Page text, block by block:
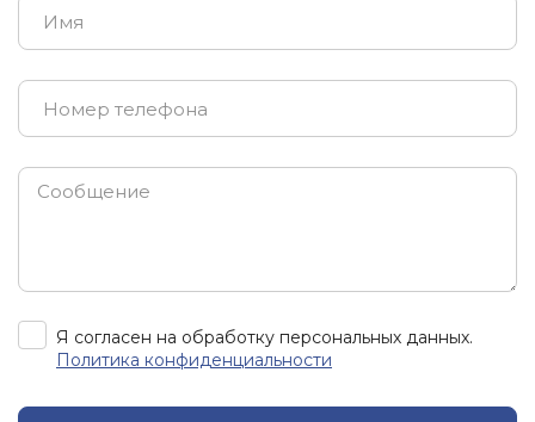
Я согласен на обработку персональных данных.
Политика конфиденциальности